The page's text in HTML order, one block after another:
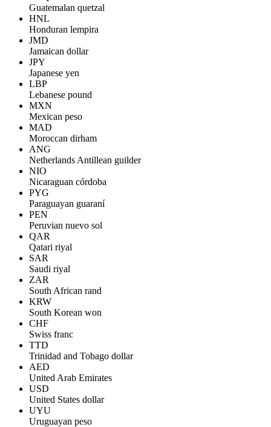
Guatemalan quetzal
HNL
Honduran lempira
JMD
Jamaican dollar
JPY
Japanese yen
LBP
Lebanese pound
MXN
Mexican peso
MAD
Moroccan dirham
ANG
Netherlands Antillean guilder
NIO
Nicaraguan córdoba
PYG
Paraguayan guaraní
PEN
Peruvian nuevo sol
QAR
Qatari riyal
SAR
Saudi riyal
ZAR
South African rand
KRW
South Korean won
CHF
Swiss franc
TTD
Trinidad and Tobago dollar
AED
United Arab Emirates
USD
United States dollar
UYU
Uruguayan peso